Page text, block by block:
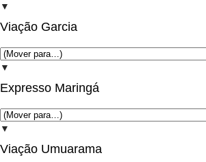
▼
Viação Garcia
▼
Expresso Maringá
▼
Viação Umuarama